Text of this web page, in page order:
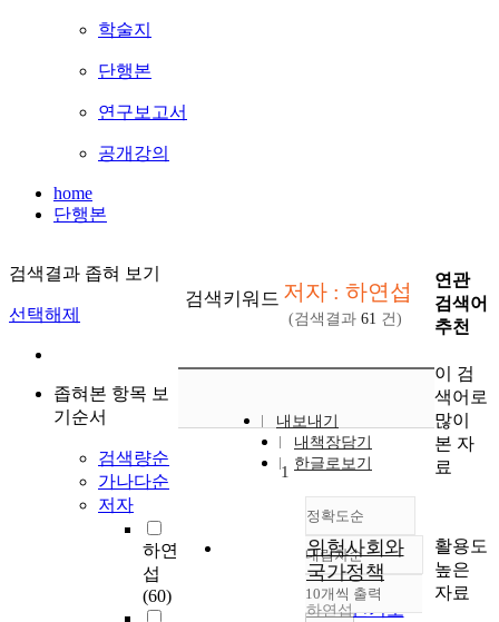
학술지
단행본
연구보고서
공개강의
home
단행본
검색결과 좁혀 보기
선택해제
좁혀본 항목 보
기순서
검색량순
가나다순
저자
하연
섭
(60)
검색키워드 저자 : 하연섭
(검색결과 61 건)
내보내기
내책장담기
한글로보기
정확도순
정확도
순
인기도
내림차순
내림차순
10개씩 출력
1
위험사회와
국가정책
하연섭
연관
검색어
추천
이 검
색어로
많이
본 자
료
활용도
높은
자료